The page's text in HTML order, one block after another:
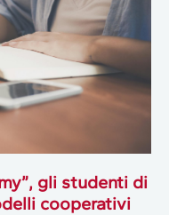
gli studenti di
cooperativi